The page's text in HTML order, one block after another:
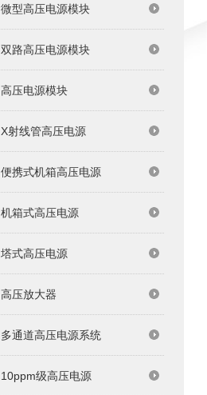
微型高压电源模块
双路高压电源模块
高压电源模块
X射线管高压电源
便携式机箱高压电源
机箱式高压电源
塔式高压电源
高压放大器
多通道高压电源系统
10ppm级高压电源